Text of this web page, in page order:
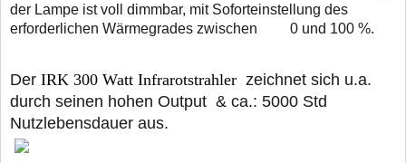
der Lampe ist voll dimmbar, mit Soforteinstellung des
erforderlichen Wärmegrades zwischen 0 und 100 %.
Der IRK 300 Watt Infrarotstrahler zeichnet sich u.a.
durch seinen hohen Output & ca.: 5000 Std
Nutzlebensdauer aus.